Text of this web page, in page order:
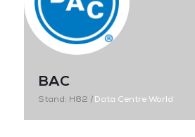
Data & AI Leaders Summit
Data Centre World
BAC
Stand: H82 |Data Centre World